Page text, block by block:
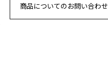
商品についてのお問い合わせ